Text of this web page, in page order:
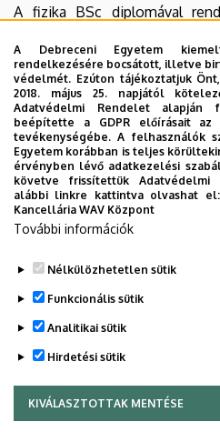
A fizika BSc diplomával
választhatják a fizikus,
környezettudomány, a
matematikus és a
MSc különböz fizikai
sokaságát tartalmazza az
fizikáig, az
egészen a magfizikáig,
meg.
Legutóbbi frissítés: 2023. 06. 08.
A Debreceni Egyetem
rendelkezésére bocsátott, illetve
védelmét. Ezúton tájékoztatjuk
2018. május 25. napjától
Adatvédelmi Rendelet alapján
beépítette a GDPR előírásait az
tevékenységébe. A felhasználók
Egyetem korábban is teljes
érvényben lévő adatkezelési
követve frissítettük Adatvédelmi
alábbi linkre kattintva olvashat
Kancellária WAV Központ
További információk
Nélkülözhetetlen sütik
Funkcionális sütik
Analitikai sütik
Hirdetési sütik
KIVÁLASZTOTTAK MENTÉSE
WITHDRAW CONSENT